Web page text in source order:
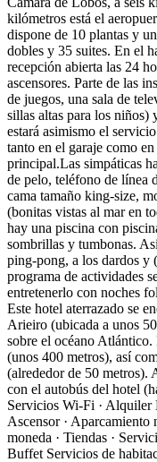
kilómetros está el
dispone de 10 plantas y
dobles y 35 suites. En el
recepción abierta las 24
ascensores. Parte de las
de juegos, una sala de
sillas altas para los niños)
estará asimismo el
tanto en el garaje como
principal.Las simpáticas
de pelo, teléfono de línea
cama tamaño king-size,
(bonitas vistas al mar en
hay una piscina con
sombrillas y tumbonas.
ping-pong, a los dardos y
programa de actividades
entretenerlo con noches
Este hotel aterrazado se
Arieiro (ubicada a unos
sobre el océano Atlántico.
(unos 400 metros), así
(alrededor de 50 metros).
con el autobús del hotel
Servicios Wi-Fi · Alquiler
Ascensor · Aparcamiento
moneda · Tiendas ·
Buffet Servicios de